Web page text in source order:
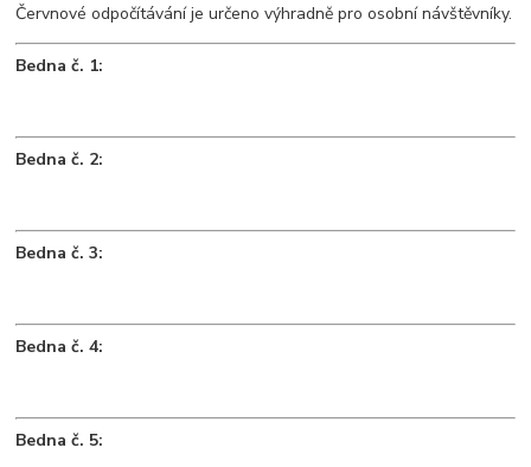
Červnové odpočítávání je určeno výhradně pro osobní návštěvníky.
Bedna č. 1:
Bedna č. 2:
Bedna č. 3:
Bedna č. 4:
Bedna č. 5: